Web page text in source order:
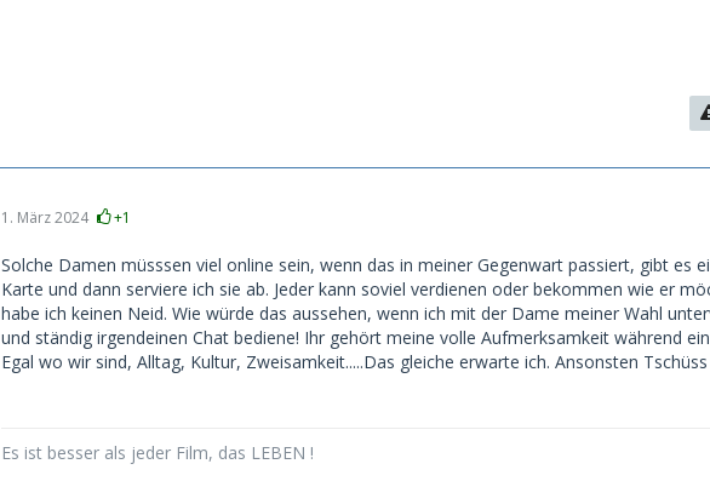
1. März 2024 +1
Solche Damen müsssen viel online sein, wenn das in meiner Gegenwart passiert, gibt es
Karte und dann serviere ich sie ab. Jeder kann soviel verdienen oder bekommen wie er
habe ich keinen Neid. Wie würde das aussehen, wenn ich mit der Dame meiner Wahl
und ständig irgendeinen Chat bediene! Ihr gehört meine volle Aufmerksamkeit während
Egal wo wir sind, Alltag, Kultur, Zweisamkeit.....Das gleiche erwarte ich. Ansonsten Tschüss
Es ist besser als jeder Film, das LEBEN !